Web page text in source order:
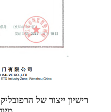
רישיון ייצור של